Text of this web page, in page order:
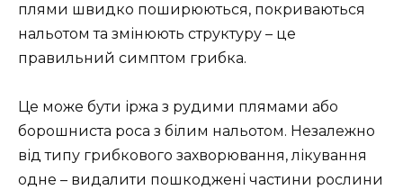
плями швидко поширюються, покриваються
нальотом та змінюють структуру – це
правильний симптом грибка.
Це може бути іржа з ​​рудими плямами або
борошниста роса з білим нальотом. Незалежно
від типу грибкового захворювання, лікування
одне – видалити пошкоджені частини рослини